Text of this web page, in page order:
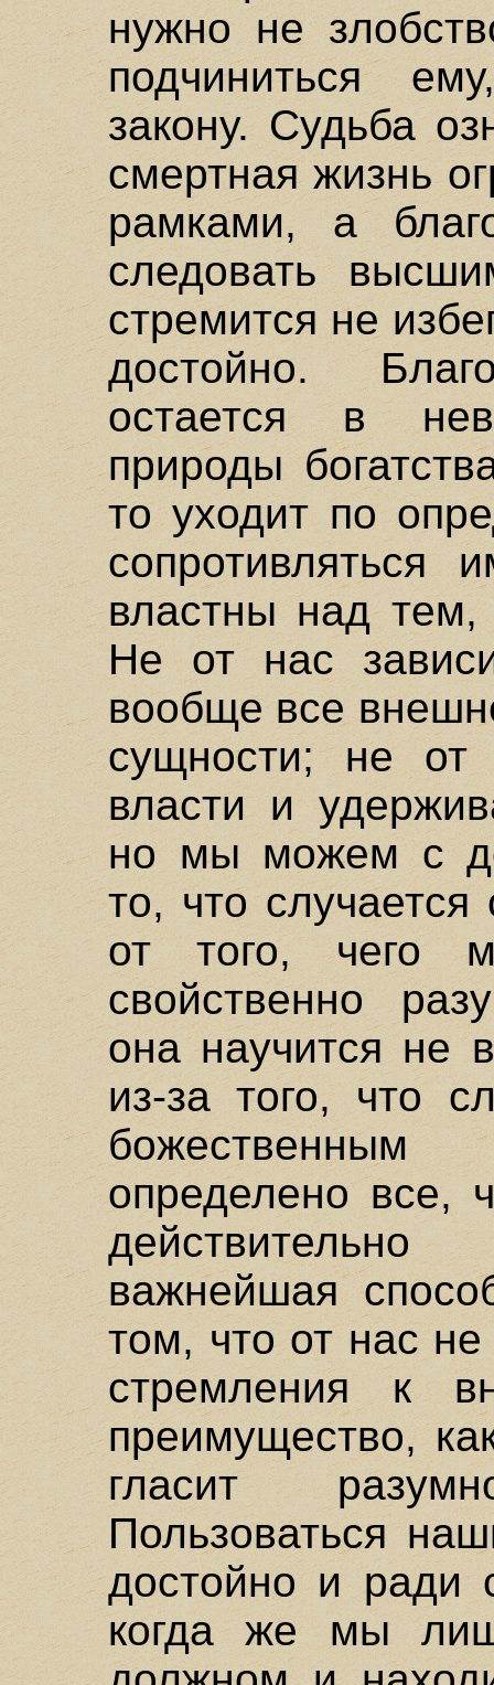
нужно не
подчиниться
закону. Судьба
смертная жизнь
рамками, а
следовать
стремится не
достойно.
остается в
природы
то уходит по
властны над тем,
Не от нас
вообще все
сущности; не от
власти и
но мы можем с
то, что
от того, чего
свойственно
она научится не
из-за того, что
определено все,
важнейшая
том, что от нас не
стремления к
преимущество,
гласит
Пользоваться
достойно и ради
когда же мы